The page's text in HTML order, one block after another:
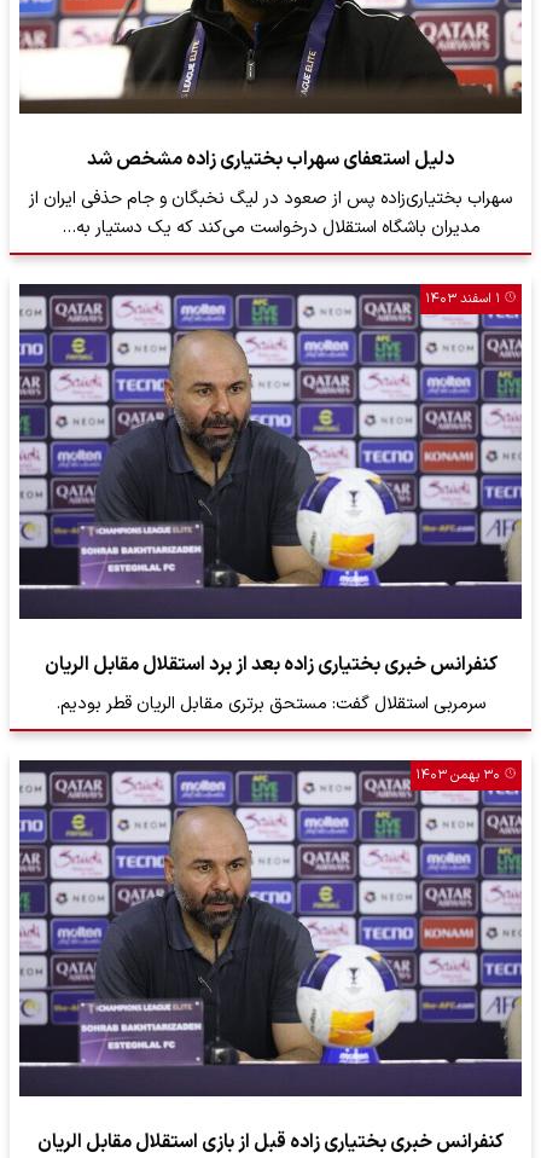
دلیل استعفای سهراب بختیاری زاده مشخص شد
سهراب بختیاری‌زاده پس از صعود در لیگ نخبگان و جام حذفی ایران از
مدیران باشگاه استقلال درخواست می‌کند که یک دستیار به…
۱ اسفند ۱۴۰۳
کنفرانس خبری بختیاری زاده بعد از برد استقلال مقابل الریان
سرمربی استقلال گفت: مستحق برتری مقابل الریان قطر بودیم.
۳۰ بهمن ۱۴۰۳
کنفرانس خبری بختیاری زاده قبل از بازی استقلال مقابل الریان